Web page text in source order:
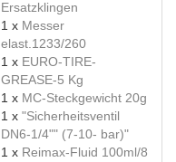
Ersatzklingen
1 x Messer
elast.1233/260
1 x EURO-TIRE-
GREASE-5 Kg
1 x MC-Steckgewicht 20g
1 x "Sicherheitsventil
DN6-1/4"" (7-10- bar)"
1 x Reimax-Fluid 100ml/8